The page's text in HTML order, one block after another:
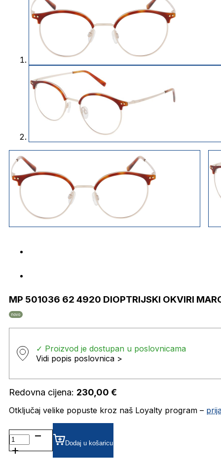
MP 501036 62 4920 DIOPTRIJSKI OKVIRI
novo
✓ Proizvod je dostupan u poslovnicama
Vidi popis poslovnica >
Redovna cijena: 230,00 €
Otključaj velike popuste kroz naš Loyalty program –
MP
501036
62
Dodaj u košaricu